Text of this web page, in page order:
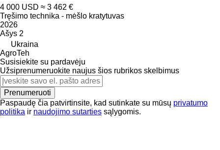
4 000 USD ≈ 3 462 €
Tręšimo technika - mėšlo kratytuvas
2026
Ašys 2
Ukraina
AgroTeh
Susisiekite su pardavėju
Užsiprenumeruokite naujus šios rubrikos skelbimus
Prenumeruoti
Paspaudę čia patvirtinsite, kad sutinkate su mūsų privatumo
politika ir naudojimo sutarties sąlygomis.